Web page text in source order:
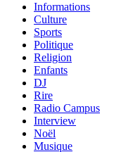
Informations
Culture
Sports
Politique
Religion
Enfants
DJ
Rire
Radio Campus
Interview
Noël
Musique